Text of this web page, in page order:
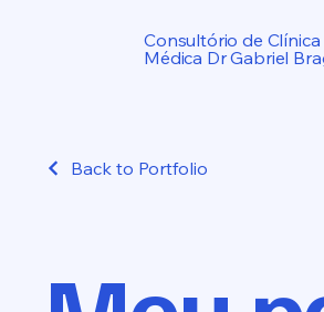
Consultório de Clínica
Médica Dr Gabriel
Back to Portfolio